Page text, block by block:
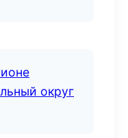
округ